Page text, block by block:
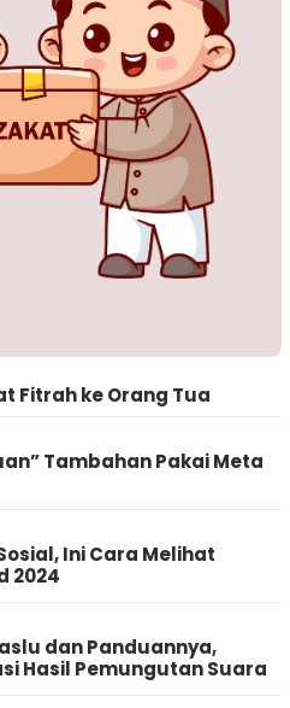
Fitrah ke Orang Tua
Tambahan Pakai Meta
Ini Cara Melihat
2024
dan Panduannya,
Hasil Pemungutan Suara